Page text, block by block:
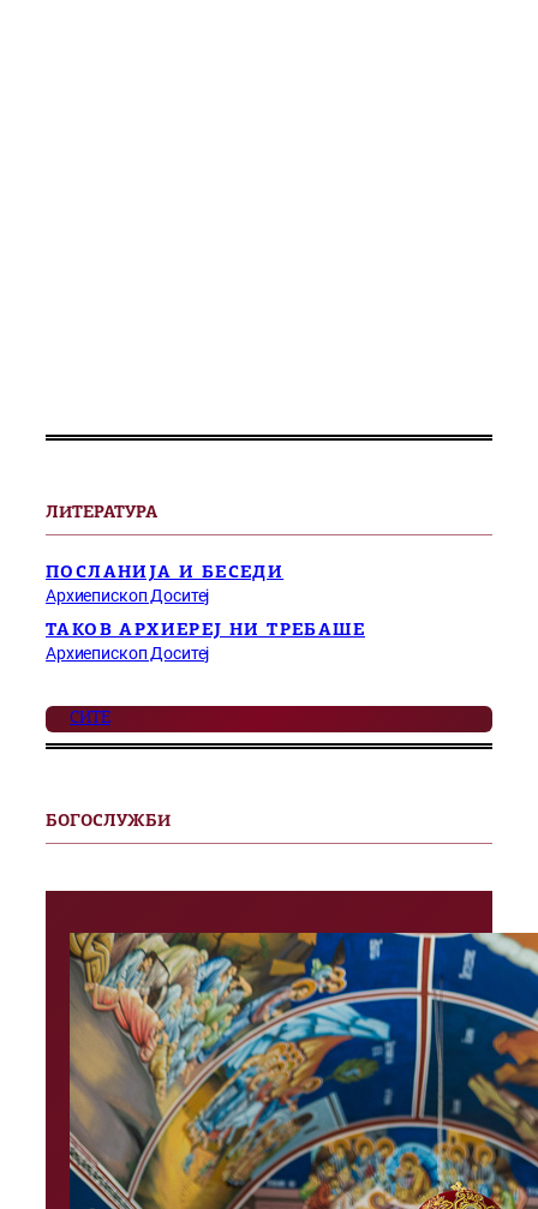
ЛИТЕРАТУРА
ПОСЛАНИЈА И БЕСЕДИ
Архиепископ Доситеј
ТАКОВ АРХИЕРЕЈ НИ ТРЕБАШЕ
Архиепископ Доситеј
СИТЕ
БОГОСЛУЖБИ